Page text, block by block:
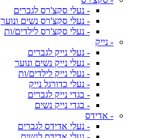
- נעלי סקצ'רס לגברים
- נעלי סקצ'רס נשים ונוער
- נעלי סקצ'רס לילדים/ות
- נייק
- נעלי נייק לגברים
- נעלי נייק נשים ונוער
- נעלי נייק לילדים/ות
- נעלי כדורגל נייק
- בגדי נייק לגברים
- בגדי נייק נשים
- אדידס
- נעלי אדידס לגברים